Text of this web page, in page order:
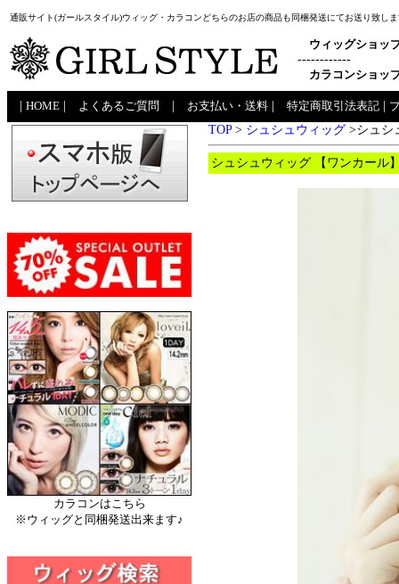
通販サイト(ガールスタイル)ウィッグ・カラコンどちらのお店の商品も同梱発送にてお送り致し
ウィッグショッ
------------
カラコンショッ
HOME よくあるご質問 お支払い・送料 特定商取引法表記
カラコンはこちら
※ウィッグと同梱発送出来ます♪
TOP> シュシュウィッグ >シュシ
シュシュウィッグ 【ワンカール